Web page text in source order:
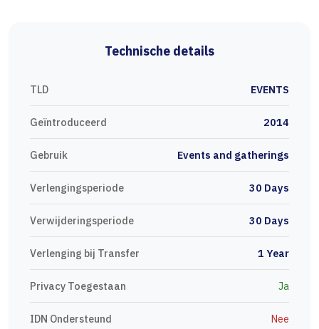
Technische details
TLD EVENTS
Geïntroduceerd 2014
Gebruik Events and gatherings
Verlengingsperiode 30 Days
Verwijderingsperiode 30 Days
Verlenging bij Transfer 1 Year
Privacy Toegestaan Ja
IDN Ondersteund Nee